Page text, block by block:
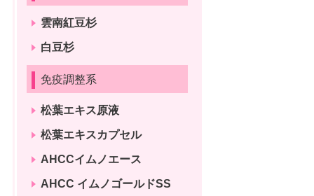
雲南紅豆杉
白豆杉
免疫調整系
松葉エキス原液
松葉エキスカプセル
AHCCイムノエース
AHCC イムノゴールドSS